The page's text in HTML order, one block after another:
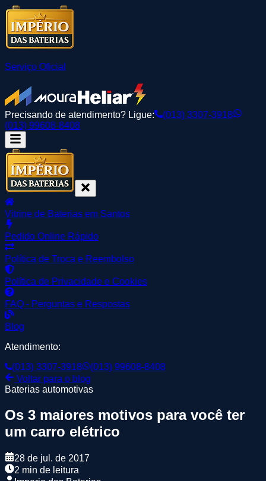
Serviço Oficial
Precisando de atendimento? Ligue:
(013) 3307-3918
(013) 99608-8408
Vitrine de Baterias em Santos
Pedido Online Rápido
Política de Troca e Reembolso
Política de Privacidade e Cookies
FAQ - Perguntas e Respostas
Blog
Atendimento:
(013) 3307-3918
(013) 99608-8408
Voltar para o blog
Baterias automotivas
Os 3 maiores motivos para você ter
um carro elétrico
28 de jul. de 2017
2 min de leitura